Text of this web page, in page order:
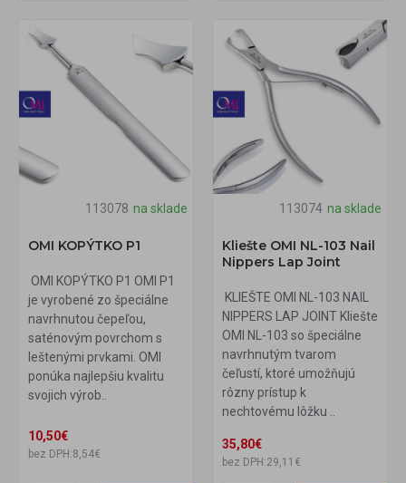
113078 na sklade
OMI KOPÝTKO P1
OMI KOPÝTKO P1 OMI P1
je vyrobené zo špeciálne
navrhnutou čepeľou,
saténovým povrchom s
leštenými prvkami. OMI
ponúka najlepšiu kvalitu
svojich výrob..
10,50€
bez DPH:8,54€
113074 na sklade
Kliešte OMI NL-103 Nail
Nippers Lap Joint
KLIEŠTE OMI NL-103 NAIL
NIPPERS LAP JOINT Kliešte
OMI NL-103 so špeciálne
navrhnutým tvarom
čeľustí, ktoré umožňujú
rôzny prístup k
nechtovému lôžku ..
35,80€
bez DPH:29,11€